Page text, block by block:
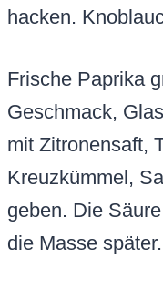
hacken.
Frische Paprika
Geschmack,
mit Zitronensaft,
Kreuzkümmel,
geben. Die
die Masse später.